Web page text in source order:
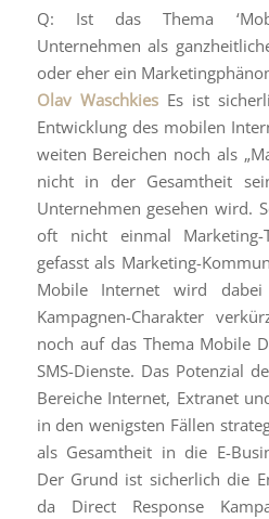
Q: Ist das Thema
Unternehmen als
oder eher ein
Olav WaschkiesEs ist
Entwicklung des mobilen
weiten Bereichen noch als
nicht in der Gesamtheit
Unternehmen gesehen wird.
oft nicht einmal Marketing-
gefasst als Marketing-
Mobile Internet wird
Kampagnen-Charakter
noch auf das Thema Mobile
SMS-Dienste. Das Potenzial
Bereiche Internet, Extranet
in den wenigsten Fällen
als Gesamtheit in die E-
Der Grund ist sicherlich die
da Direct Response